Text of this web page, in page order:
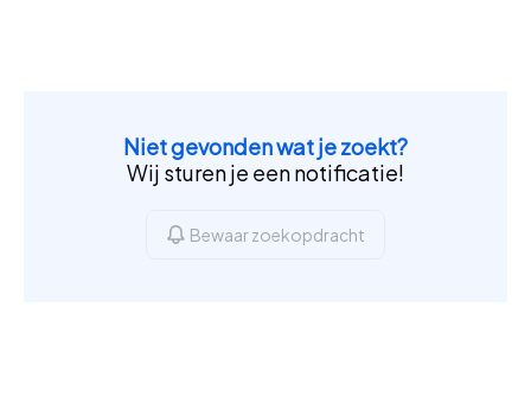
Niet gevonden wat je zoekt?
Wij sturen je een notificatie!
Bewaar zoekopdracht